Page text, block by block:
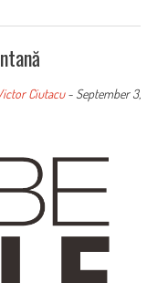
Ciutacu- September 3,